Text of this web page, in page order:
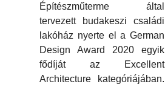
Építészműterme által
tervezett budakeszi családi
lakóház nyerte el a German
Design Award 2020 egyik
fődíját az Excellent
Architecture kategóriájában.